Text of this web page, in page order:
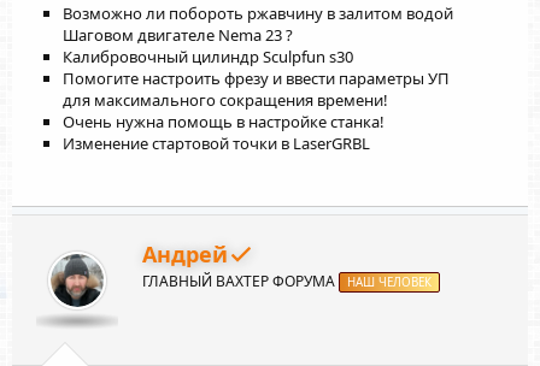
Возможно ли побороть ржавчину в залитом водой
Шаговом двигателе Nema 23 ?
Калибровочный цилиндр Sculpfun s30
Помогите настроить фрезу и ввести параметры УП
для максимального сокращения времени!
Очень нужна помощь в настройке станка!
Изменение стартовой точки в LaserGRBL
Андрей
ГЛАВНЫЙ ВАХТЕР ФОРУМА НАШ ЧЕЛОВЕК